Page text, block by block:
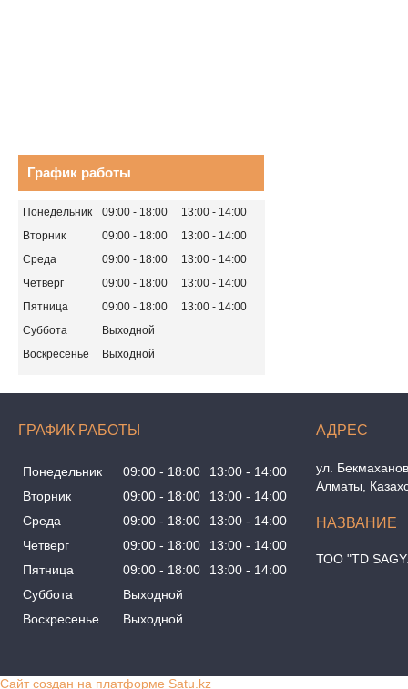
График работы
Понедельник 09:00 18:00 13:00
14:00
Вторник
09:00 18:00 13:00
14:00
Среда
09:00 18:00 13:00
14:00
Четверг
09:00 18:00 13:00
14:00
Пятница
09:00 18:00 13:00
14:00
Суббота
Выходной
Воскресенье
Выходной
ГРАФИК РАБОТЫ
Понедельник 09:00 18:00 13:00
14:00
Вторник
09:00 18:00 13:00
14:00
Среда
09:00 18:00 13:00
14:00
Четверг
09:00 18:00 13:00
14:00
Пятница
09:00 18:00 13:00
14:00
Суббота
Выходной
Воскресенье
Выходной
ул.
Алматы,
ТОО "TD
Сайт создан на платформе Satu.kz